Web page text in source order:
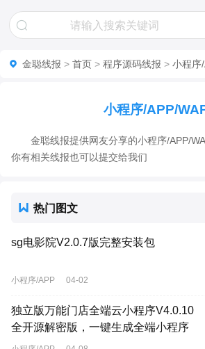
金聪线报 > 首页 > 程序源码线报 > 小程序
小程序/APP/
金聪线报提供网友分享的小程序/APP/
你有相关线报也可以提交给我们
热门图文
sg电影院V2.0.7版完整安装包
小程序/APP 04-02
独立版万能门店全端云小程序V4.0.10
全开源解密版，一键生成全端小程序